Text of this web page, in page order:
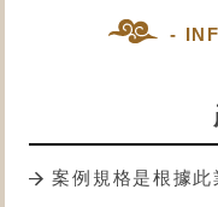
-
案例規格是根據